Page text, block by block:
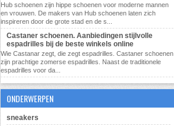
Hub schoenen zijn hippe schoenen voor moderne mannen
en vrouwen. De makers van Hub schoenen laten zich
inspireren door de grote stad en de s...
Castaner schoenen. Aanbiedingen stijlvolle
espadrilles bij de beste winkels online
Wie Castanar zegt, die zegt espadrilles. Castaner schoenen
zijn prachtige zomerse espadrilles. Naast de traditionele
espadrilles voor da...
ONDERWERPEN
sneakers